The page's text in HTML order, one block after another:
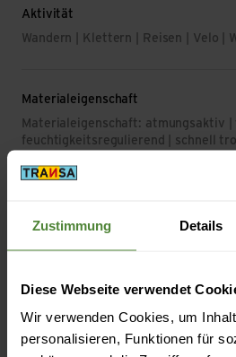
Zustimmung Details
Diese Webseite verwendet
Wir verwenden Cookies, um
personalisieren, Funktionen für
Aktivität
Wandern | Klettern | Reisen | Velo |
Materialeigenschaft
Materialeigenschaft: atmungsaktiv |
feuchtigkeitsregulierend | schnell
Material
Material mit tierischem Ursprung: